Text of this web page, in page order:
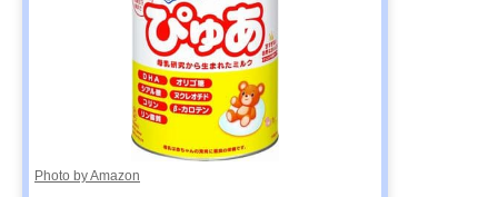
Photo by Amazon